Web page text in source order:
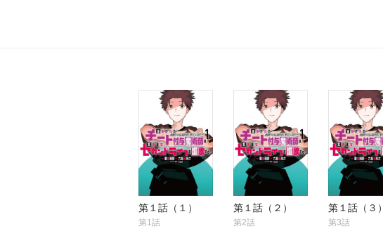
第１話（１）
第1話
第１話（２）
第2話
第１話（３）
第3話